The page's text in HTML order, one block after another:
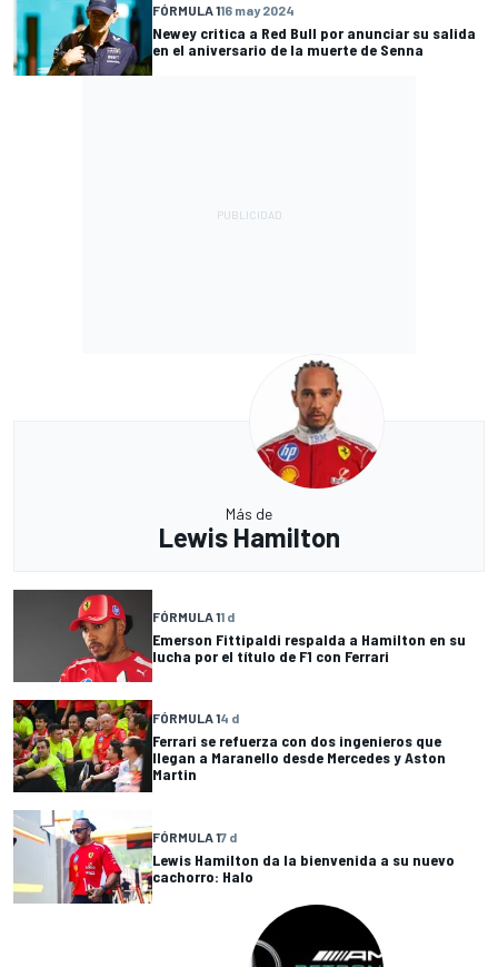
FÓRMULA 116 may 2024
Newey critica a Red Bull por anunciar su salida
en el aniversario de la muerte de Senna
Más de
Lewis Hamilton
FÓRMULA 11 d
Emerson Fittipaldi respalda a Hamilton en su
lucha por el título de F1 con Ferrari
FÓRMULA 14 d
Ferrari se refuerza con dos ingenieros que
llegan a Maranello desde Mercedes y Aston
Martin
FÓRMULA 17 d
Lewis Hamilton da la bienvenida a su nuevo
cachorro: Halo